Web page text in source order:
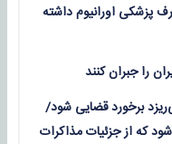
پزشکی اورانیوم داشته
برخورد قضایی شود/
که از جزئیات مذاکرات